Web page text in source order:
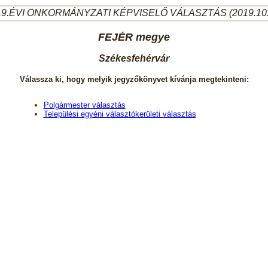
ÖNKORMÁNYZATI KÉPVISELŐ VÁLASZTÁS
FEJÉR megye
Székesfehérvár
Válassza ki, hogy melyik jegyzőkönyvet kívánja megtekinteni:
Polgármester választás
Települési egyéni választókerületi választás